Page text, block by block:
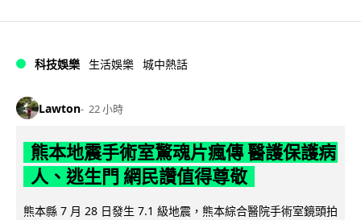
科技娛樂 生活娛樂 城中熱話
Lawton 22 小時
熊本地震手術室驚魂片瘋傳 醫護保護病
人、逃生門 網民讚值得尊敬
熊本縣 7 月 28 日發生 7.1 級地震，熊本綜合醫院手術室鏡頭拍